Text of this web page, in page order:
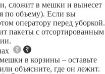
сложит в мешки и вынесет
по объему). Если вы
оператору перед уборкой.
пакеты с отсортированным
в корзины – оставьте
объясните, где он лежит.